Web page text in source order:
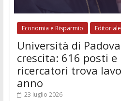
Economia e Risparmio Editoriale
Università di
crescita: 616 posti e
ricercatori trova
anno
23 luglio 2026